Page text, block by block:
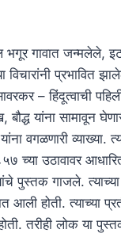
भगूर गावात जन्मलेले,
विचारांनी प्रभावित
– हिंदूत्वाची
यांना सामावून
वगळणारी व्याख्या.
च्या उठावावर
पुस्तक गाजले.
आली होती. त्याच्या
तरीही लोक या